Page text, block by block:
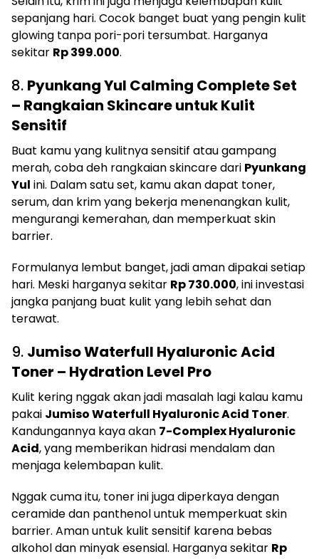
sepanjang hari. Cocok banget buat yang pengin kulit
glowing tanpa pori-pori tersumbat. Harganya
sekitar Rp 399.000.
8. Pyunkang Yul Calming Complete Set
– Rangkaian Skincare untuk Kulit
Sensitif
Buat kamu yang kulitnya sensitif atau gampang
merah, coba deh rangkaian skincare dari Pyunkang
Yul ini. Dalam satu set, kamu akan dapat toner,
serum, dan krim yang bekerja menenangkan kulit,
mengurangi kemerahan, dan memperkuat skin
barrier.
Formulanya lembut banget, jadi aman dipakai setiap
hari. Meski harganya sekitar Rp 730.000, ini investasi
jangka panjang buat kulit yang lebih sehat dan
terawat.
9. Jumiso Waterfull Hyaluronic Acid
Toner – Hydration Level Pro
Kulit kering nggak akan jadi masalah lagi kalau kamu
pakai Jumiso Waterfull Hyaluronic Acid Toner.
Kandungannya kaya akan 7-Complex Hyaluronic
Acid, yang memberikan hidrasi mendalam dan
menjaga kelembapan kulit.
Nggak cuma itu, toner ini juga diperkaya dengan
ceramide dan panthenol untuk memperkuat skin
barrier. Aman untuk kulit sensitif karena bebas
alkohol dan minyak esensial. Harganya sekitar Rp